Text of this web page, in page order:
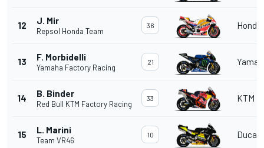
12 J. Mir
Repsol Honda Team
36 Honda
13 F. Morbidelli
Yamaha Factory Racing
21
14 B. Binder
Red Bull KTM Factory Racing
33 KTM
15 L. Marini
Team VR46
10 Ducati